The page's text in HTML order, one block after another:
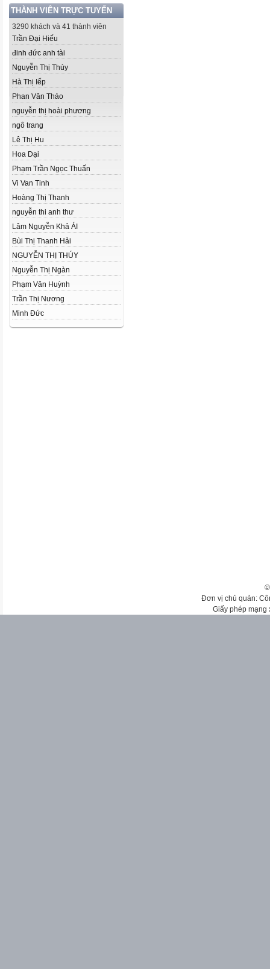
THÀNH VIÊN TRỰC TUYẾN
3290 khách và 41 thành viên
Trần Đại Hiếu
đinh đức anh tài
Nguyễn Thị Thúy
Hà Thị Iếp
Phan Văn Thảo
nguyễn thị hoài phương
ngô trang
Lê Thị Hu
Hoa Dại
Phạm Trần Ngọc Thuấn
Vi Van Tinh
Hoàng Thị Thanh
nguyễn thi anh thư
Lâm Nguyễn Khả ÁI
Bùi Thị Thanh Hải
NGUYỄN THỊ THÚY
Nguyễn Thị Ngàn
Phạm Văn Huỳnh
Trần Thị Nương
Minh Đức
Đơn vị chủ quản:
Giấy phép mạng